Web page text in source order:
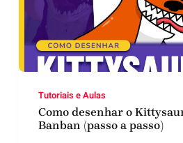
Tutoriais e Aulas
Como desenhar o
Banban (passo a passo)